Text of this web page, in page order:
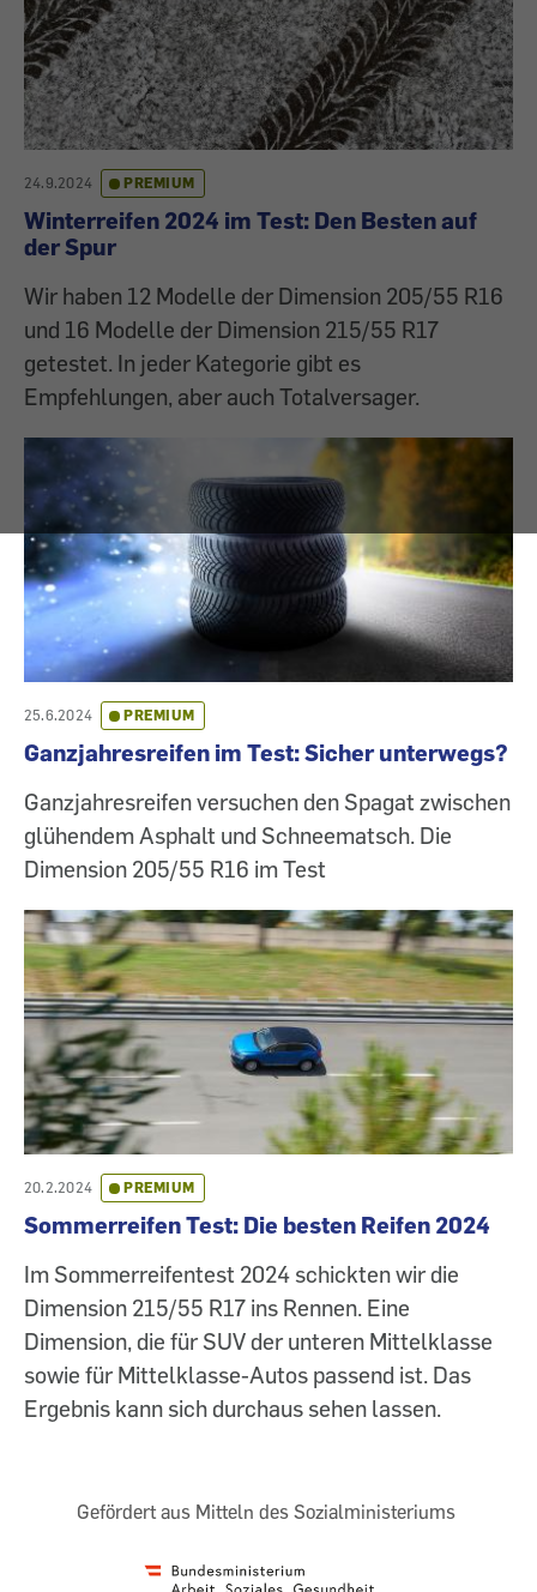
24.9.2024 PREMIUM
Winterreifen 2024 im Test: Den Besten auf
der Spur
Wir haben 12 Modelle der Dimension 205/55 R16
und 16 Modelle der Dimension 215/55 R17
getestet. In jeder Kategorie gibt es
Empfehlungen, aber auch Totalversager.
25.6.2024 PREMIUM
Ganzjahresreifen im Test: Sicher unterwegs?
Ganzjahresreifen versuchen den Spagat zwischen
glühendem Asphalt und Schneematsch. Die
Dimension 205/55 R16 im Test
20.2.2024 PREMIUM
Sommerreifen Test: Die besten Reifen 2024
Im Sommerreifentest 2024 schickten wir die
Dimension 215/55 R17 ins Rennen. Eine
Dimension, die für SUV der unteren Mittelklasse
sowie für Mittelklasse-Autos passend ist. Das
Ergebnis kann sich durchaus sehen lassen.
Gefördert aus Mitteln des Sozialministeriums